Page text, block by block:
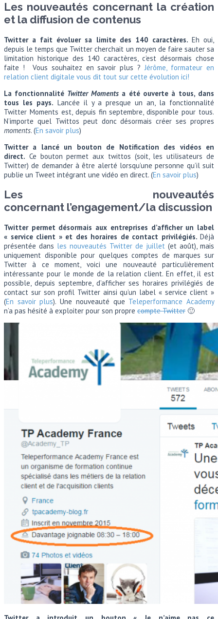
Les nouveautés concernant la création
et la diffusion de contenus
Twitter a fait évoluer sa limite des 140 caractères. Eh oui,
depuis le temps que Twitter cherchait un moyen de faire sauter sa
limitation historique des 140 caractères, c’est désormais chose
faite ! Vous souhaitez en savoir plus ?Jérôme, formateur en
relation client digitale vous dit tout sur cette évolution ici!
La fonctionnalité Twitter Moments a été ouverte à tous, dans
tous les pays. Lancée il y a presque un an, la fonctionnalité
Twitter Moments est, depuis fin septembre, disponible pour tous.
N’importe quel Twittos peut donc désormais créer ses propres
moments. (En savoir plus)
Twitter a lancé un bouton de Notification des vidéos en
direct. Ce bouton permet aux twittos (soit, les utilisateurs de
Twitter) de demander à être alerté lorsqu’une personne qu’il suit
publie un Tweet intégrant une vidéo en direct. (En savoir plus)
Les nouveautés
concernant l’engagement/la discussion
Twitter permet désormais aux entreprises d’afficher un label
« service client » et des horaires de contact privilégiés. Déjà
présentée dans les nouveautés Twitter de juillet (et août), mais
uniquement disponible pour quelques comptes de marques sur
Twitter à ce moment, voici une nouveauté particulièrement
intéressante pour le monde de la relation client. En effet, il est
possible, depuis septembre, d’afficher ses horaires privilégiés de
contact sur son profil Twitter ainsi qu’un label « service client »
(En savoir plus). Une nouveauté que Teleperformance Academy
n’a pas hésité à exploiter pour son propre compte Twitter 🙂